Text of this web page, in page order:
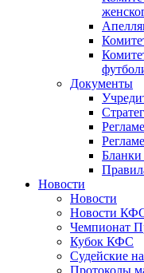
Документы
Бланки
Новости
Новости
Новости
Чемпионат
Кубок КФС
Судейские
Протоколы